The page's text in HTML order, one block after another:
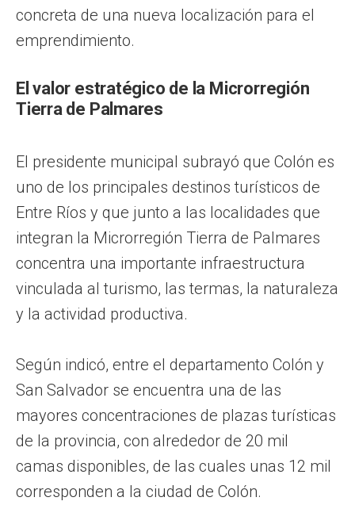
concreta de una nueva localización para el
emprendimiento.
El valor estratégico de la Microrregión
Tierra de Palmares
El presidente municipal subrayó que Colón es
uno de los principales destinos turísticos de
Entre Ríos y que junto a las localidades que
integran la Microrregión Tierra de Palmares
concentra una importante infraestructura
vinculada al turismo, las termas, la naturaleza
y la actividad productiva.
Según indicó, entre el departamento Colón y
San Salvador se encuentra una de las
mayores concentraciones de plazas turísticas
de la provincia, con alrededor de 20 mil
camas disponibles, de las cuales unas 12 mil
corresponden a la ciudad de Colón.